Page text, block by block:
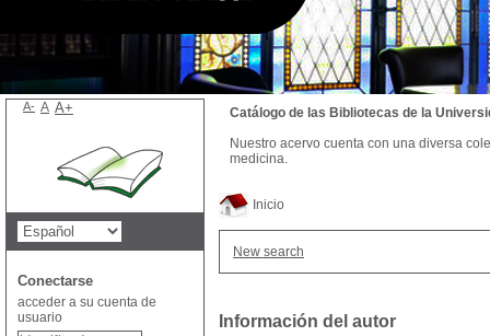
Inicio
New search
Información del autor
Catálogo de las Bibliotecas de la
Nuestro acervo cuenta con una diversa
medicina.
A- A A+
Conectarse
acceder a su cuenta de
usuario